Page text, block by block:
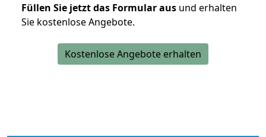
Füllen Sie jetzt das Formular aus und erhalten
Sie kostenlose Angebote.
Kostenlose Angebote erhalten